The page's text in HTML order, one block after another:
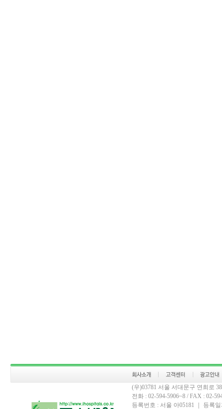
(우)03781 서울 서대문구 연희로
전화 : 02-594-5906~8 / FAX : 02-
등록번호 : 서울 아05181 ｜ 등록